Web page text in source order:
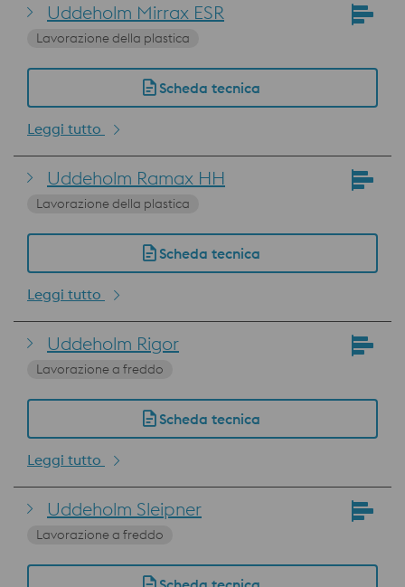
Uddeholm Mirrax ESR
Lavorazione della plastica
Scheda tecnica
Leggi tutto
Uddeholm Ramax HH
Lavorazione della plastica
Scheda tecnica
Leggi tutto
Uddeholm Rigor
Lavorazione a freddo
Scheda tecnica
Leggi tutto
Uddeholm Sleipner
Lavorazione a freddo